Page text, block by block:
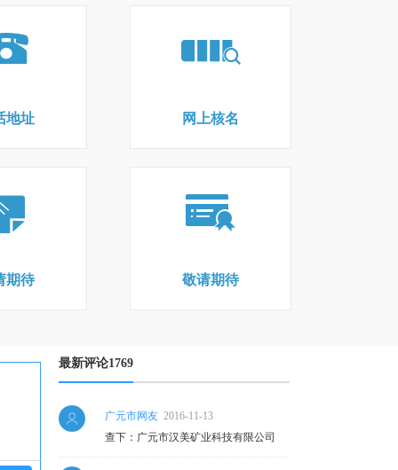
地址 网上核名
期待 敬请期待
最新评论1769
广元市网友 2016-11-13
查下：广元市汉美矿业科技有限公司